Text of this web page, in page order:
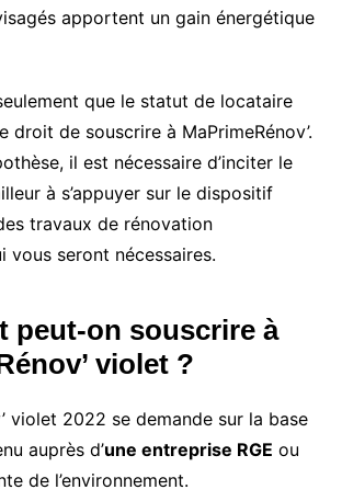
apportent un gain énergétique
que le statut de locataire
droit de souscrire à MaPrimeRénov’.
il est nécessaire d’inciter le
à s’appuyer sur le dispositif
travaux de rénovation
vous seront nécessaires.
peut-on souscrire à
violet ?
violet 2022 se demande sur la base
auprès d’une entreprise RGE ou
de l’environnement.